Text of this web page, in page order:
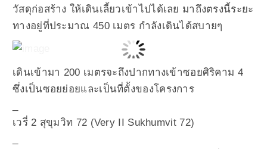
วัสดุก่อสร้าง ให้เดินเลี้ยวเข้าไปได้เลย มาถึงตรงนี้ระยะ
ทางอยู่ที่ประมาณ 450 เมตร กำลังเดินได้สบายๆ
เดินเข้ามา 200 เมตรจะถึงปากทางเข้าซอยศิริคาม 4
ซึ่งเป็นซอยย่อยและเป็นที่ตั้งของโครงการ
เวรี่ 2 สุขุมวิท 72 (Very II Sukhumvit 72)